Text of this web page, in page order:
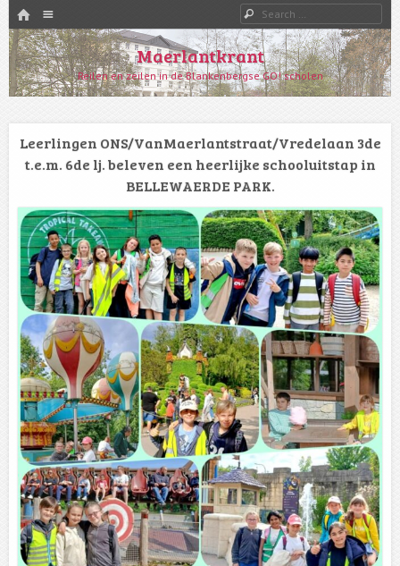
HOME
SKIP TO CONTENT
Search
Maerlantkrant
Reilen en zeilen in de Blankenbergse GO! scholen
Leerlingen ONS/VanMaerlantstraat/Vredelaan 3de
t.e.m. 6de lj. beleven een heerlijke schooluitstap in
BELLEWAERDE PARK.